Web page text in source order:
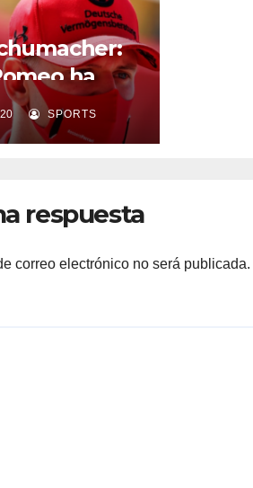
ha
elección
estoy listo»
SPORTS
respuesta
correo electrónico no será publicada.